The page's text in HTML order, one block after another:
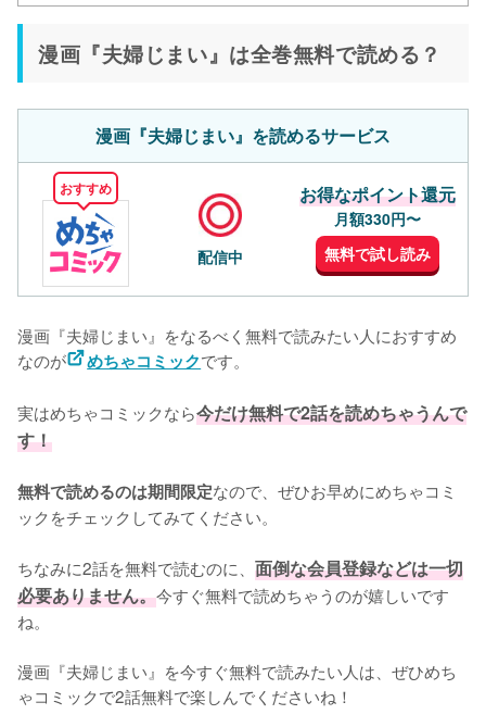
漫画『夫婦じまい』は全巻無料で読める？
漫画『夫婦じまい』を読めるサービス
おすすめ
配信中
お得なポイント還元
月額330円〜
無料で試し読み
漫画『夫婦じまい』をなるべく無料で読みたい人におすすめ
なのが
めちゃコミックです。
実はめちゃコミックなら今だけ無料で2話を読めちゃうんで
す！
無料で読めるのは期間限定なので、ぜひお早めにめちゃコミ
ックをチェックしてみてください。
ちなみに2話を無料で読むのに、 面倒な会員登録などは一切
必要ありません。今すぐ無料で読めちゃうのが嬉しいです
ね。
漫画『夫婦じまい』を今すぐ無料で読みたい人は、ぜひめち
ゃコミックで2話無料で楽しんでくださいね！